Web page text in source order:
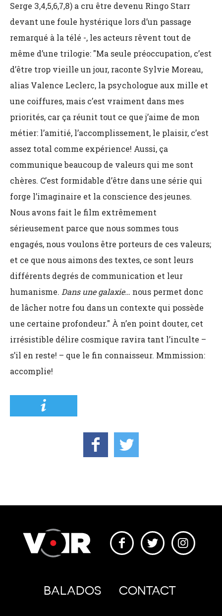
Serge 3,4,5,6,7,8) a cru être devenu Ringo Starr
devant une foule hystérique lors d’un passage
remarqué à la télé -, les acteurs rêvent tout de
même d’une trilogie: "Ma seule préoccupation, c’est
d’être trop vieille un jour, raconte Sylvie Moreau,
alias Valence Leclerc, la psychologue aux mille et
une coiffures, mais c’est vraiment dans mes
priorités, car ça réunit tout ce que j’aime de mon
métier: l’amitié, l’accomplissement, le plaisir, c’est
assez total comme expérience! Aussi, ça
communique beaucoup de valeurs qui me sont
chères. C’est formidable d’être dans une série qui
forge l’imaginaire et la conscience des jeunes.
Nous avons fait le film extrêmement
sérieusement parce que nous sommes tous
engagés, nous voulons être porteurs de ces valeurs;
et ce que nous aimons des textes, ce sont leurs
différents degrés de communication et leur
humanisme. Dans une galaxie… nous permet donc
de lâcher notre fou dans un contexte qui possède
une certaine profondeur." À n’en point douter, cet
irrésistible délire cosmique ravira tant l’inculte –
s’il en reste! – que le fin connaisseur. Mmmission:
accomplie!
BALADOS CONTACT